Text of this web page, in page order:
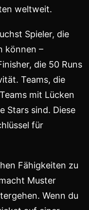
weltweit.
Spieler, die
können –
die 50 Runs
Teams, die
mit Lücken
Stars sind. Diese
für
Fähigkeiten zu
Muster
Wenn du